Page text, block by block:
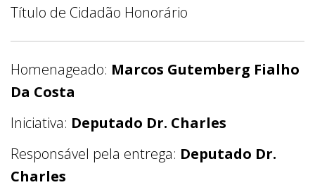
Título de Cidadão Honorário
Homenageado: Marcos Gutemberg Fialho
Da Costa
Iniciativa: Deputado Dr. Charles
Responsável pela entrega: Deputado Dr.
Charles